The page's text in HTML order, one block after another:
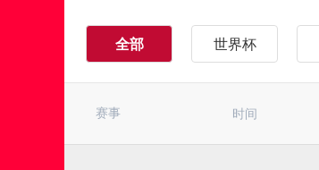
全部 世界杯
西甲 德甲
赛事 时间